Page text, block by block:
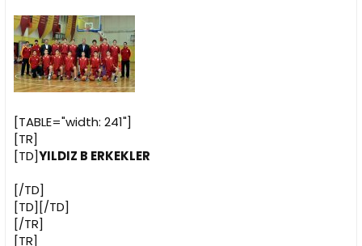
[TABLE="width: 241"]
[TR]
[TD]YILDIZ B ERKEKLER
[/TD]
[TD][/TD]
[/TR]
[TR]